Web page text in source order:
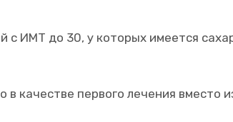
ИМТ до 30, у которых имеется
качестве первого лечения вместо